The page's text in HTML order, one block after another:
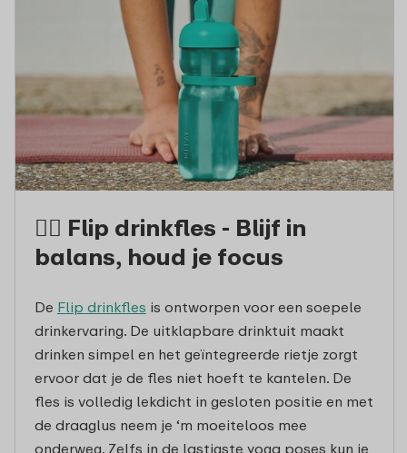
🧘‍♀️ Flip drinkfles - Blijf in
balans, houd je focus
De Flip drinkfles is ontworpen voor een soepele
drinkervaring. De uitklapbare drinktuit maakt
drinken simpel en het geïntegreerde rietje zorgt
ervoor dat je de fles niet hoeft te kantelen. De
fles is volledig lekdicht in gesloten positie en met
de draaglus neem je ‘m moeiteloos mee
onderweg. Zelfs in de lastigste yoga poses kun je